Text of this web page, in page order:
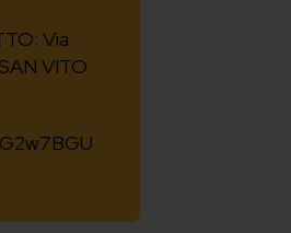
Via
VITO